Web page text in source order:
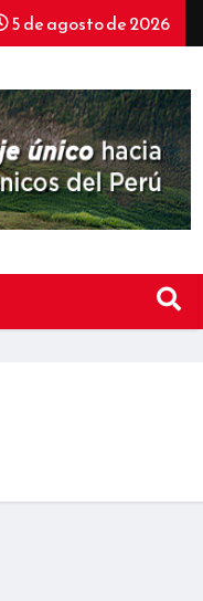
5 de agosto de 2026